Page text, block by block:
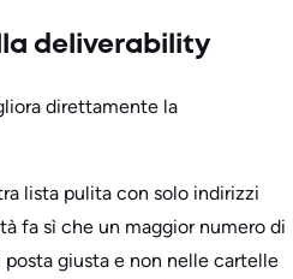
deliverability
direttamente la
lista pulita con solo indirizzi
fa sì che un maggior numero di
giusta e non nelle cartelle